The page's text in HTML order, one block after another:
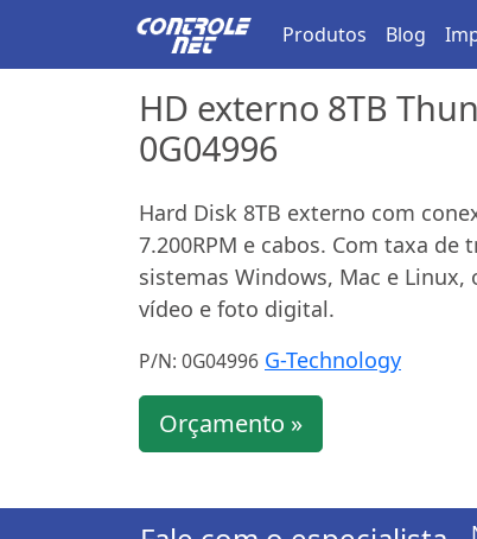
Produtos Blog
HD externo 8TB
0G04996
Hard Disk 8TB externo com
7.200RPM e cabos. Com taxa
sistemas Windows, Mac e
vídeo e foto digital.
P/N: 0G04996 G-Technology
Orçamento »